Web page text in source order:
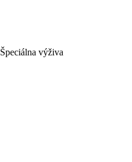
Špeciálna výživa